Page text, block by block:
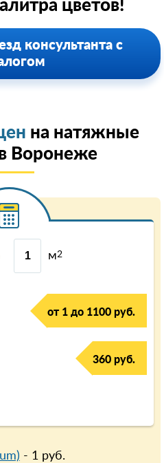
цветов!
консультанта с
на натяжные
Воронеже
м2
от 1 до 1100 руб.
360 руб.
- 1руб.